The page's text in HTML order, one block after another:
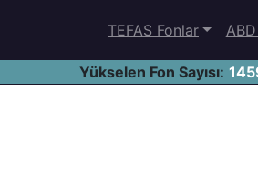
TEFAS Fonlar
Yükselen Fon Sayısı: